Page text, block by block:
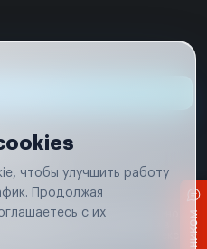
на сайте, носит исключительно
437 (п. 2) Гражданского кодекса
чтобы улучшить работу
Продолжая
с их